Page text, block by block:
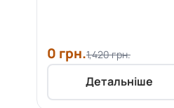
0 грн.1,420 грн.
Детальніше